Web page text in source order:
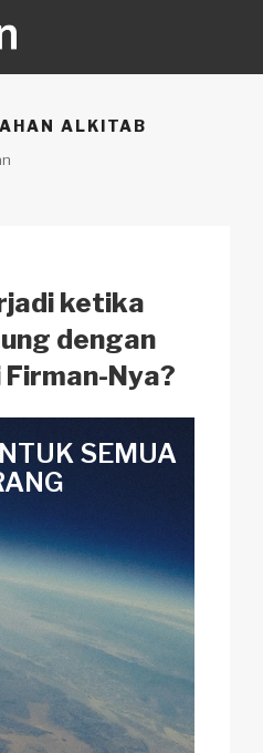
ALKITAB
ketika
dengan
Nya?
SEMUA